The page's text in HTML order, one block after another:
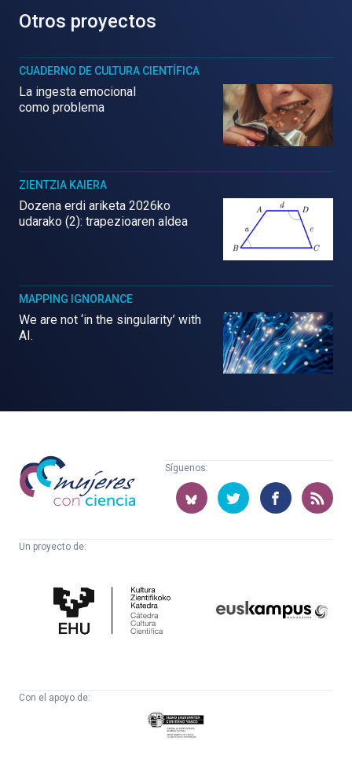
Otros proyectos
CUADERNO DE CULTURA CIENTÍFICA
La ingesta emocional
como problema
ZIENTZIA KAIERA
Dozena erdi ariketa 2026ko
udarako (2): trapezioaren aldea
MAPPING IGNORANCE
We are not ‘in the singularity’ with
AI.
Mujeres
con
ciencia
Síguenos:
Un proyecto de:
Cultura
Científica
Con el apoyo de:
Eusko
Jaurlaritza